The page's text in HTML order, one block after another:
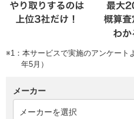
※1：本サービスで実施のアンケート
年5月）
メーカー